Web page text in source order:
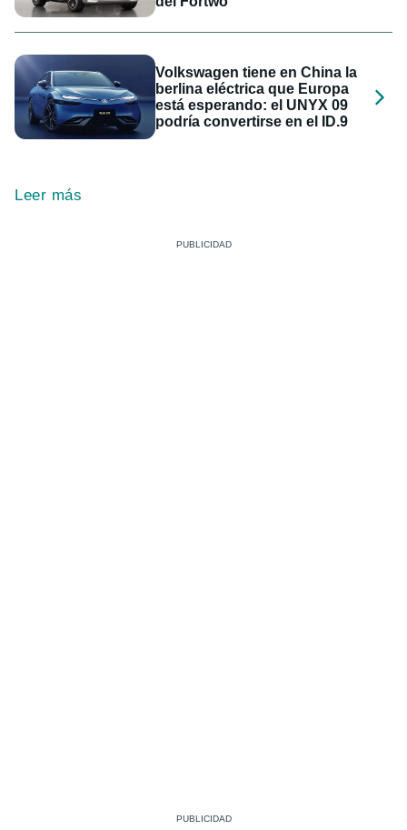
Volkswagen tiene en China la
berlina eléctrica que Europa
está esperando: el UNYX 09
podría convertirse en el ID.9
Leer más